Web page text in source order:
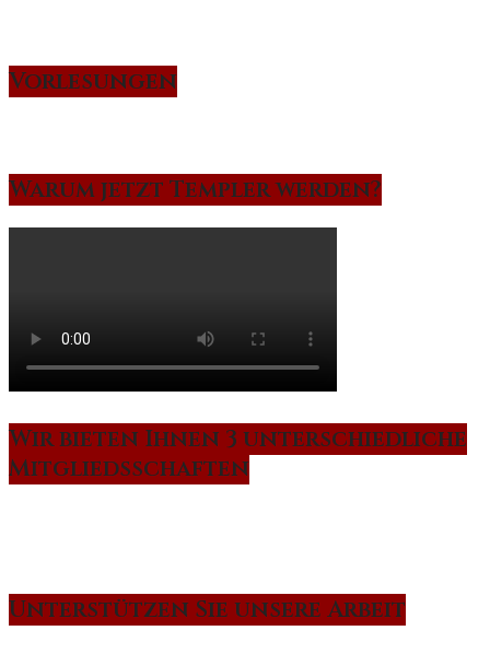
Vorlesungen
Warum jetzt Templer werden?
Wir bieten Ihnen 3 unterschiedliche
Mitgliedsschaften
Unterstützen Sie unsere Arbeit